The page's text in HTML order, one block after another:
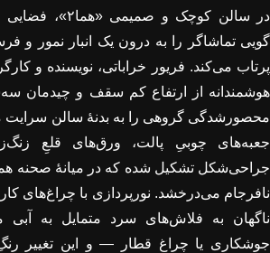
در سالن کوچک و صمیمی «هما۲» ،
گویی تماشاگر را به درون یک انبار نمور و
پرتاب می‌کند. فریور خراباتی، نویسنده و
هوشمندانه از ارتفاع کم سقف و چیدمان
محصورشدگی گروهی را به بدنهٔ سالن سرایت
جعبه‌های چوبیِ پالت، ورق‌های قلعِ
جراحی‌شکل تشکیل شده که در میانهٔ صحنه
نافرجام می‌درخشد. نورپردازی با چراغ‌های
ناگهان به فلاش‌های سرد متمایل به
جوشکاری یا چراغ قطار — و این تغییر